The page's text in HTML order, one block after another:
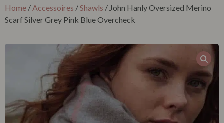
Home / Accessoires /Shawls / John Hanly Oversized Merino
Scarf Silver Grey Pink Blue Overcheck